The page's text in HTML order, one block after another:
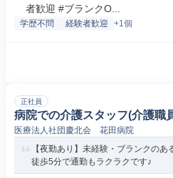
者歓迎 #ブランクO...
学歴不問 経験者歓迎 +1個
正社員
病院での介護スタッフ(介護職
医療法人社団慶北会 花田病院
【夜勤あり】未経験・ブランクの
徒歩5分で通勤もラクラクです♪